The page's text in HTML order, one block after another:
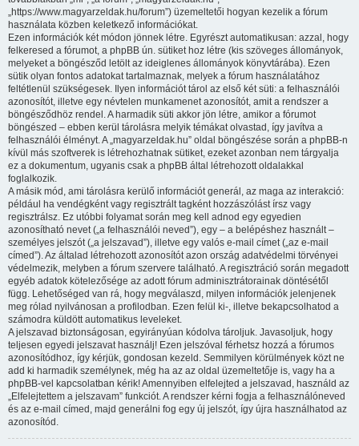
„https://www.magyarzeldak.hu/forum”) üzemeltetői hogyan kezelik a fórum
használata közben keletkező információkat.
Ezen információk két módon jönnek létre. Egyrészt automatikusan: azzal, hogy
felkeresed a fórumot, a phpBB ún. sütiket hoz létre (kis szöveges állományok,
melyeket a böngésződ letölt az ideiglenes állományok könyvtárába). Ezen
sütik olyan fontos adatokat tartalmaznak, melyek a fórum használatához
feltétlenül szükségesek. Ilyen információt tárol az első két süti: a felhasználói
azonosítót, illetve egy névtelen munkamenet azonosítót, amit a rendszer a
böngésződhöz rendel. A harmadik süti akkor jön létre, amikor a fórumot
böngészed – ebben kerül tárolásra melyik témákat olvastad, így javítva a
felhasználói élményt. A „magyarzeldak.hu” oldal böngészése során a phpBB-n
kívül más szoftverek is létrehozhatnak sütiket, ezeket azonban nem tárgyalja
ez a dokumentum, ugyanis csak a phpBB által létrehozott oldalakkal
foglalkozik.
A másik mód, ami tárolásra kerülő információt generál, az maga az interakció:
például ha vendégként vagy regisztrált tagként hozzászólást írsz vagy
regisztrálsz. Ez utóbbi folyamat során meg kell adnod egy egyedien
azonosítható nevet („a felhasználói neved”), egy – a belépéshez használt –
személyes jelszót („a jelszavad”), illetve egy valós e-mail címet („az e-mail
címed”). Az általad létrehozott azonosítót azon ország adatvédelmi törvényei
védelmezik, melyben a fórum szervere található. A regisztráció során megadott
egyéb adatok kötelezősége az adott fórum adminisztrátorainak döntésétől
függ. Lehetőséged van rá, hogy megválaszd, milyen információk jelenjenek
meg rólad nyilvánosan a profilodban. Ezen felül ki-, illetve bekapcsolhatod a
számodra küldött automatikus leveleket.
A jelszavad biztonságosan, egyirányúan kódolva tároljuk. Javasoljuk, hogy
teljesen egyedi jelszavat használj! Ezen jelszóval férhetsz hozzá a fórumos
azonosítódhoz, így kérjük, gondosan kezeld. Semmilyen körülmények közt ne
add ki harmadik személynek, még ha az az oldal üzemeltetője is, vagy ha a
phpBB-vel kapcsolatban kérik! Amennyiben elfelejted a jelszavad, használd az
„Elfelejtettem a jelszavam” funkciót. A rendszer kérni fogja a felhasználóneved
és az e-mail címed, majd generálni fog egy új jelszót, így újra használhatod az
azonosítód.